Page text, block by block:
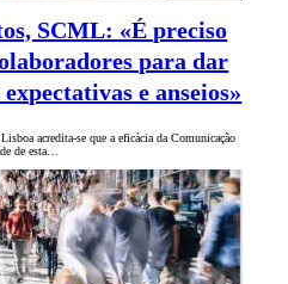
SCML: «É preciso
para dar
e anseios»
acredita-se que a eficácia da Comunicação
de esta…